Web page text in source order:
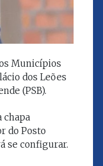
Municípios
dos Leões
(PSB).
chapa
do Posto
se configurar.
exerceu a
de corregedor geral
do Maranhão no
2024. É
2026.